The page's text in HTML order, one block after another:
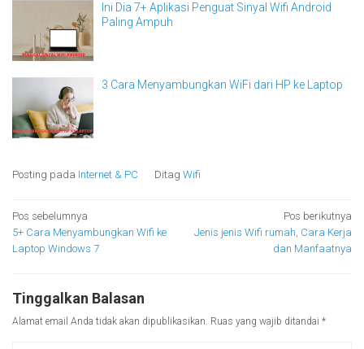
Ini Dia 7+ Aplikasi Penguat Sinyal Wifi Android
Paling Ampuh
3 Cara Menyambungkan WiFi dari HP ke Laptop
Posting pada Internet & PC Ditag Wifi
Navigasi
pos
Pos sebelumnya
5+ Cara Menyambungkan Wifi ke
Laptop Windows 7
Pos berikutnya
Jenis jenis Wifi rumah, Cara Kerja
dan Manfaatnya
Tinggalkan Balasan
Alamat email Anda tidak akan dipublikasikan. Ruas yang wajib ditandai *